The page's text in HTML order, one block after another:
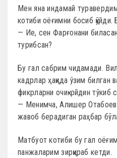
Мен яна индамай
котиби оёғимни босиб
— Ие, сен Фарғонани
турибсан?
Бу гал сабрим чидамади.
кадрлар ҳақида ўзим билган
фикрларни очиқ-ойдин тўкиб
— Менимча, Алишер Отабоев
жавоб берадиган раҳбар
Матбуот котиби бу гал
панжаларим зирқираб кетди.